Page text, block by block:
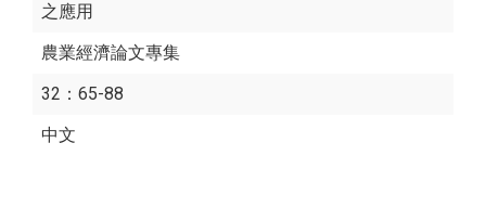
之應用
農業經濟論文專集
32：65-88
中文